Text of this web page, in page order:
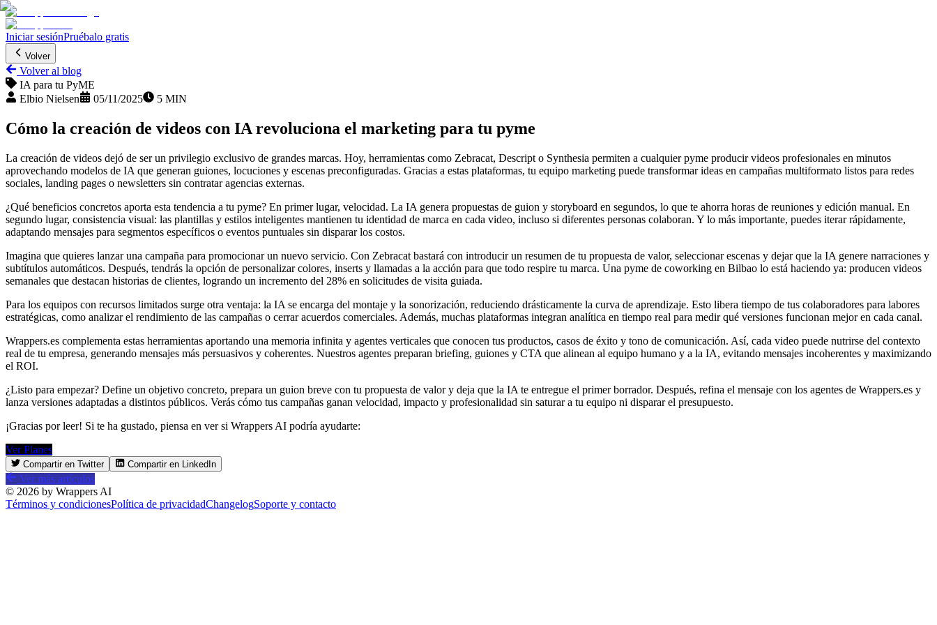
Iniciar sesiónPruébalo gratis
Volver
Volver al blog
IA para tu PyME
Elbio Nielsen
05/11/2025 5 MIN
Cómo la creación de videos con IA revoluciona el marketing para tu pyme
La creación de videos dejó de ser un privilegio exclusivo de grandes marcas. Hoy, herramientas como Zebracat, Descript o Synthesia permiten a cualquier pyme producir videos profesionales en minutos
aprovechando modelos de IA que generan guiones, locuciones y escenas preconfiguradas. Gracias a estas plataformas, tu equipo marketing puede transformar ideas en campañas multiformato listos para redes
sociales, landing pages o newsletters sin contratar agencias externas.
¿Qué beneficios concretos aporta esta tendencia a tu pyme? En primer lugar, velocidad. La IA genera propuestas de guion y storyboard en segundos, lo que te ahorra horas de reuniones y edición manual. En
segundo lugar, consistencia visual: las plantillas y estilos inteligentes mantienen tu identidad de marca en cada video, incluso si diferentes personas colaboran. Y lo más importante, puedes iterar rápidamente,
adaptando mensajes para segmentos específicos o eventos puntuales sin disparar los costos.
Imagina que quieres lanzar una campaña para promocionar un nuevo servicio. Con Zebracat bastará con introducir un resumen de tu propuesta de valor, seleccionar escenas y dejar que la IA genere narraciones y
subtítulos automáticos. Después, tendrás la opción de personalizar colores, inserts y llamadas a la acción para que todo respire tu marca. Una pyme de coworking en Bilbao lo está haciendo ya: producen videos
semanales que destacan historias de clientes, logrando un incremento del 28% en solicitudes de visita guiada.
Para los equipos con recursos limitados surge otra ventaja: la IA se encarga del montaje y la sonorización, reduciendo drásticamente la curva de aprendizaje. Esto libera tiempo de tus colaboradores para labores
estratégicas, como analizar el rendimiento de las campañas o cerrar acuerdos comerciales. Además, muchas plataformas integran analítica en tiempo real para medir qué versiones funcionan mejor en cada canal.
Wrappers.es complementa estas herramientas aportando una memoria infinita y agentes verticales que conocen tus productos, casos de éxito y tono de comunicación. Así, cada video puede nutrirse del contexto
real de tu empresa, generando mensajes más persuasivos y coherentes. Nuestros agentes preparan briefing, guiones y CTA que alinean al equipo humano y a la IA, evitando mensajes incoherentes y maximizando
el ROI.
¿Listo para empezar? Define un objetivo concreto, prepara un guion breve con tu propuesta de valor y deja que la IA te entregue el primer borrador. Después, refina el mensaje con los agentes de Wrappers.es y
lanza versiones adaptadas a distintos públicos. Verás cómo tus campañas ganan velocidad, impacto y profesionalidad sin saturar a tu equipo ni disparar el presupuesto.
¡Gracias por leer! Si te ha gustado, piensa en ver si Wrappers AI podría ayudarte:
Ver Planes
Compartir en Twitter Compartir en LinkedIn
Ver más artículos
© 2026 by Wrappers AI
Términos y condicionesPolítica de privacidadChangelogSoporte y contacto